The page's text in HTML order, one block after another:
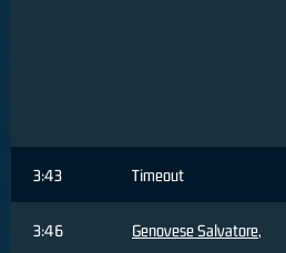
3:43 Timeout
3:46 Genovese Salvatore,